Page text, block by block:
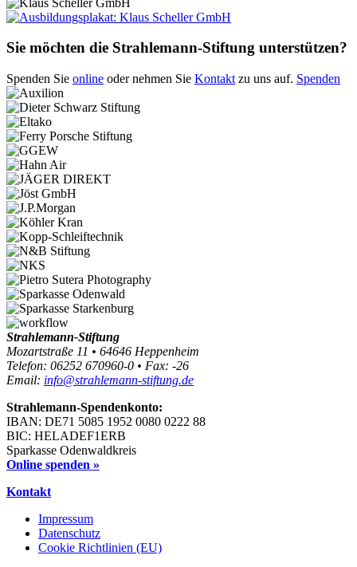
Sie möchten die Strahlemann-Stiftung unterstützen?
Spenden Sie online oder nehmen Sie Kontakt zu uns auf. Spenden
Strahlemann-Stiftung
Mozartstraße 11 • 64646 Heppenheim
Telefon: 06252 670960-0 • Fax: -26
Email: info@strahlemann-stiftung.de
Strahlemann-Spendenkonto:
IBAN: DE71 5085 1952 0080 0222 88
BIC: HELADEF1ERB
Sparkasse Odenwaldkreis
Online spenden »
Kontakt
Impressum
Datenschutz
Cookie Richtlinien (EU)